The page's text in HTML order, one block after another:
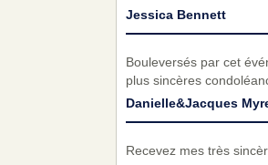
Jessica Bennett
Bouleversés par cet
plus sincères
Danielle&Jacques
Recevez mes très